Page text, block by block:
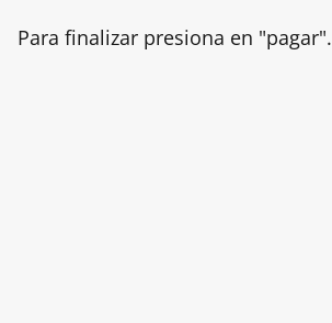
Para finalizar presiona en "pagar".